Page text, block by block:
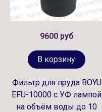
9600 руб
В корзину
Фильтр для пруда BOYU
EFU-10000 с УФ лампой
на объём воды до 10